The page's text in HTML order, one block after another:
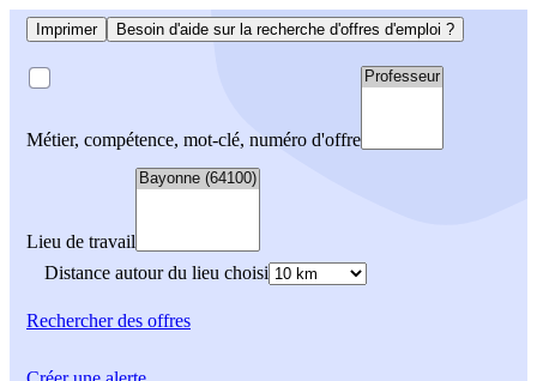
Imprimer Besoin d'aide sur la recherche d'offres d'emploi ?
Métier, compétence, mot-clé, numéro d'offre
Lieu de travail
Distance autour du lieu choisi
Rechercherdes offres